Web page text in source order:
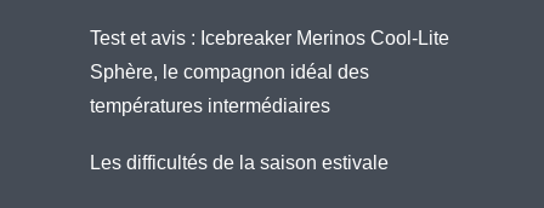
Test et avis : Icebreaker Merinos Cool-Lite
Sphère, le compagnon idéal des
températures intermédiaires
Les difficultés de la saison estivale